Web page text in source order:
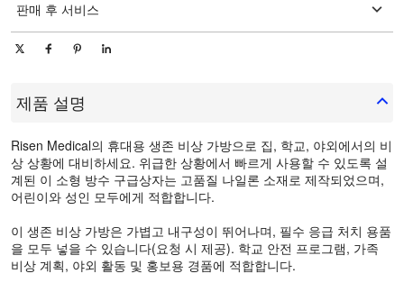
판매 후 서비스
제품 설명
Risen Medical의 휴대용 생존 비상 가방으로 집, 학교, 야외에서의 비
상 상황에 대비하세요. 위급한 상황에서 빠르게 사용할 수 있도록 설
계된 이 소형 방수 구급상자는 고품질 나일론 소재로 제작되었으며,
어린이와 성인 모두에게 적합합니다.
이 생존 비상 가방은 가볍고 내구성이 뛰어나며, 필수 응급 처치 용품
을 모두 넣을 수 있습니다(요청 시 제공). 학교 안전 프로그램, 가족
비상 계획, 야외 활동 및 홍보용 경품에 적합합니다.